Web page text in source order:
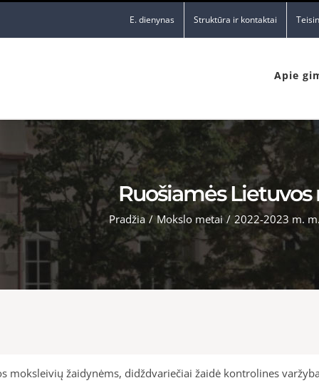
E. dienynas Struktūra ir kontaktai
Apie
Ruošiamės
Pradžia / Mokslo metai / 2022-2023 m. m.
moksleivių žaidynėms, didždvariečiai žaidė kontrolines